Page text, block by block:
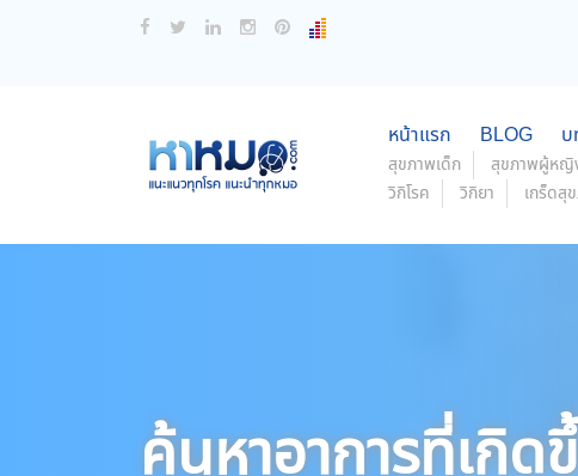
หน้าแรก BLOG บ
สุขภาพเด็ก สุขภาพผู้หญิ
วิกิโรค
วิกิยา เกร็ดสุ
ค้นหาอาการที่เกิด